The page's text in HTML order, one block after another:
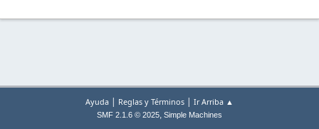
Ayuda | Reglas y Términos | Ir Arriba ▲
SMF 2.1.6 © 2025, Simple Machines